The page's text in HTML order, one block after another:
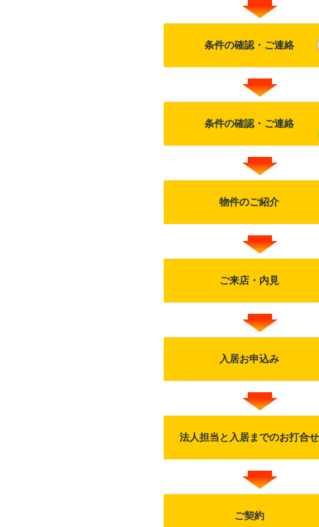
条件の確認・ご連絡
条件の確認・ご連絡
物件のご紹介
ご来店・内見
入居お申込み
法人担当と入居までのお打合せ
ご契約